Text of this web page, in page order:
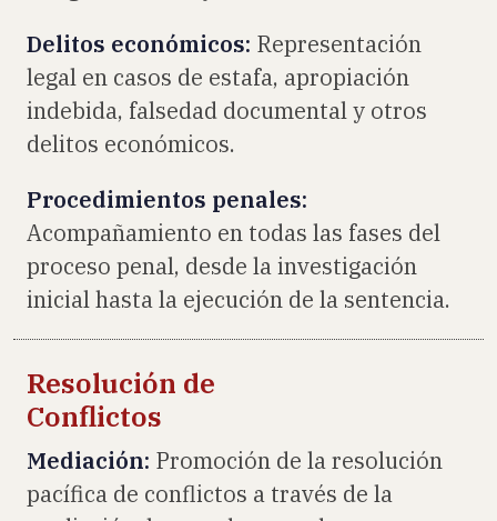
Delitos económicos: Representación
legal en casos de estafa, apropiación
indebida, falsedad documental y otros
delitos económicos.
Procedimientos penales:
Acompañamiento en todas las fases del
proceso penal, desde la investigación
inicial hasta la ejecución de la sentencia.
Resolución de
Conflictos
Mediación: Promoción de la resolución
pacífica de conflictos a través de la